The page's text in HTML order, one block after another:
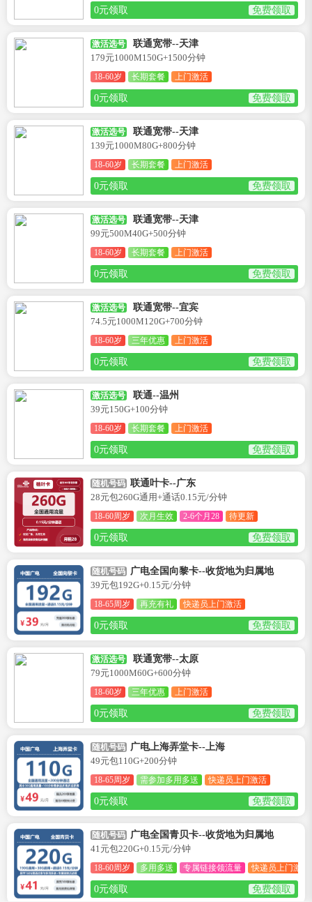
0元领取 免费领取
激活选号
联通宽带--天津
179元1000M150G+1500分钟
18-60岁 长期套餐 上门激活
0元领取 免费领取
激活选号
联通宽带--天津
139元1000M80G+800分钟
18-60岁 长期套餐 上门激活
0元领取 免费领取
激活选号
联通宽带--天津
99元500M40G+500分钟
18-60岁 长期套餐 上门激活
0元领取 免费领取
激活选号
联通宽带--宜宾
74.5元1000M120G+700分钟
18-60岁 三年优惠 上门激活
0元领取 免费领取
激活选号
联通--温州
39元150G+100分钟
18-60岁 长期套餐 上门激活
0元领取 免费领取
随机号码 联通叶卡--广东
28元包260G通用+通话0.15元/分钟
18-60周岁 次月生效 2-6个月28 待更新
0元领取 免费领取
随机号码 广电全国向黎卡--收货地为归属地
39元包192G+0.15元/分钟
18-65周岁 再充有礼 快递员上门激活
0元领取 免费领取
激活选号
联通宽带--太原
79元1000M60G+600分钟
18-60岁 三年优惠 上门激活
0元领取 免费领取
随机号码 广电上海弄堂卡--上海
49元包110G+200分钟
18-65周岁 需参加多用多送 快递员上门激活
0元领取 免费领取
随机号码 广电全国青贝卡--收货地为归属地
41元包220G+0.15元/分钟
18-60周岁 多用多送 专属链接领流量 快递员上门激活
0元领取 免费领取